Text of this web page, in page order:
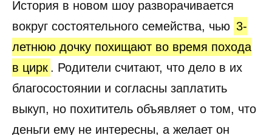
История в новом шоу разворачивается
вокруг состоятельного семейства, чью 3-
летнюю дочку похищают во время похода
в цирк . Родители считают, что дело в их
благосостоянии и согласны заплатить
выкуп, но похититель объявляет о том, что
деньги ему не интересны, а желает он